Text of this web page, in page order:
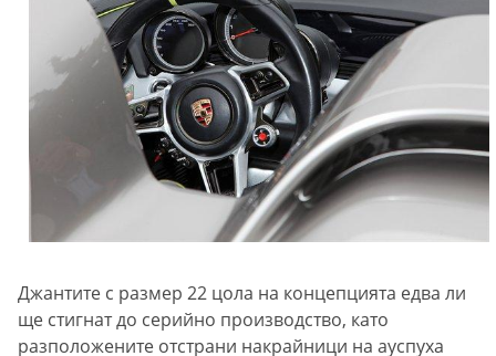
Джантите с размер 22 цола на концепцията едва ли
ще стигнат до серийно производство, като
разположените отстрани накрайници на ауспуха